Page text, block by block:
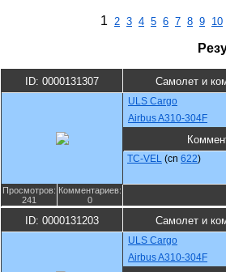
1 2 3 4 5 6 7 8 9 10
ID: 0000131307 Самолет и
ULS Cargo
Airbus A310-304F
TC-VEL (cn 622)
Просмотров:
241
Комментариев:
0
ID: 0000131203 Самолет и
ULS Cargo
Airbus A310-304F